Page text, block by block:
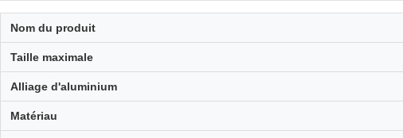
Nom du produit
Taille maximale
Alliage d'aluminium
Matériau